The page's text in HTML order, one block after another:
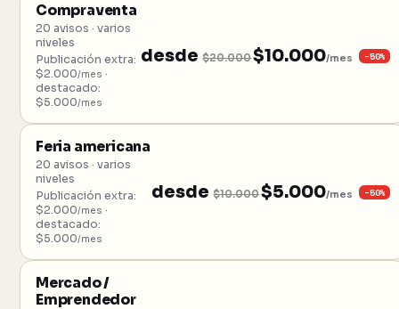
Compraventa
20 avisos · varios
niveles
Publicación extra:
$2.000/mes ·
destacado:
$5.000/mes
desde$20.000$10.000/mes −50%
Feria americana
20 avisos · varios
niveles
Publicación extra:
$2.000/mes ·
destacado:
$5.000/mes
desde$10.000$5.000/mes −50%
Mercado /
Emprendedor